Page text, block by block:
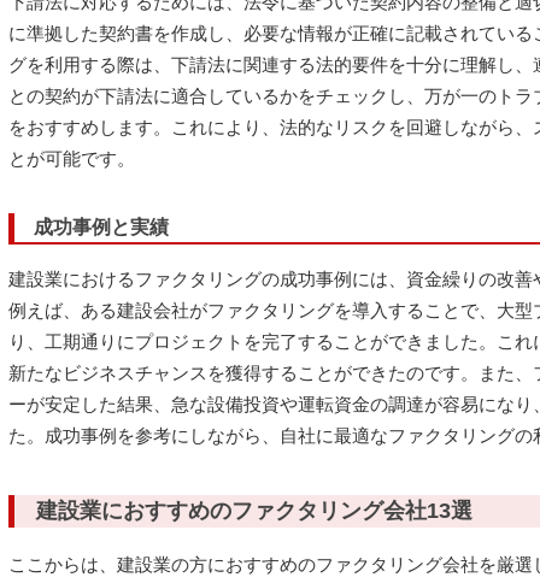
に準拠した契約書を作成し、必要な情報が正確に記載されてい
グを利用する際は、下請法に関連する法的要件を十分に理解し
との契約が下請法に適合しているかをチェックし、万が一のト
をおすすめします。これにより、法的なリスクを回避しながら
とが可能です。
成功事例と実績
建設業におけるファクタリングの成功事例には、資金繰りの改
例えば、ある建設会社がファクタリングを導入することで、大
り、工期通りにプロジェクトを完了することができました。こ
新たなビジネスチャンスを獲得することができたのです。また
ーが安定した結果、急な設備投資や運転資金の調達が容易にな
た。成功事例を参考にしながら、自社に最適なファクタリング
建設業におすすめのファクタリング会社13選
ここからは、建設業の方におすすめのファクタリング会社を厳